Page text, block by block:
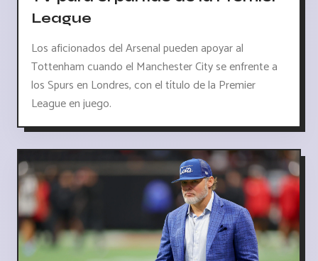
League
Los aficionados del Arsenal pueden apoyar al
Tottenham cuando el Manchester City se enfrente a
los Spurs en Londres, con el título de la Premier
League en juego.